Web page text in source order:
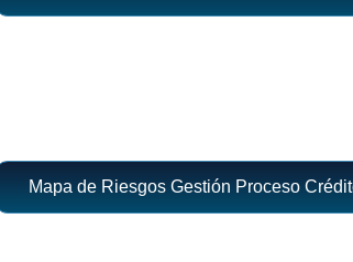
Mapa de Riesgos Gestión Proceso